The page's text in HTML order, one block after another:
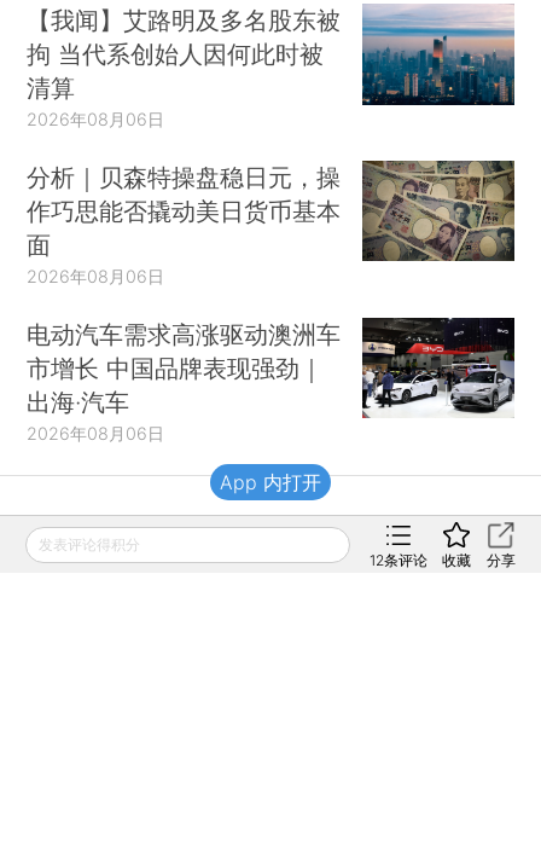
【我闻】艾路明及多名股东被
拘 当代系创始人因何此时被
清算
2026年08月06日
分析｜贝森特操盘稳日元，操
作巧思能否撬动美日货币基本
面
2026年08月06日
电动汽车需求高涨驱动澳洲车
市增长 中国品牌表现强劲｜
出海·汽车
2026年08月06日
财新移动
发表评论得积分
12条评论 收藏 分享
App 内打开